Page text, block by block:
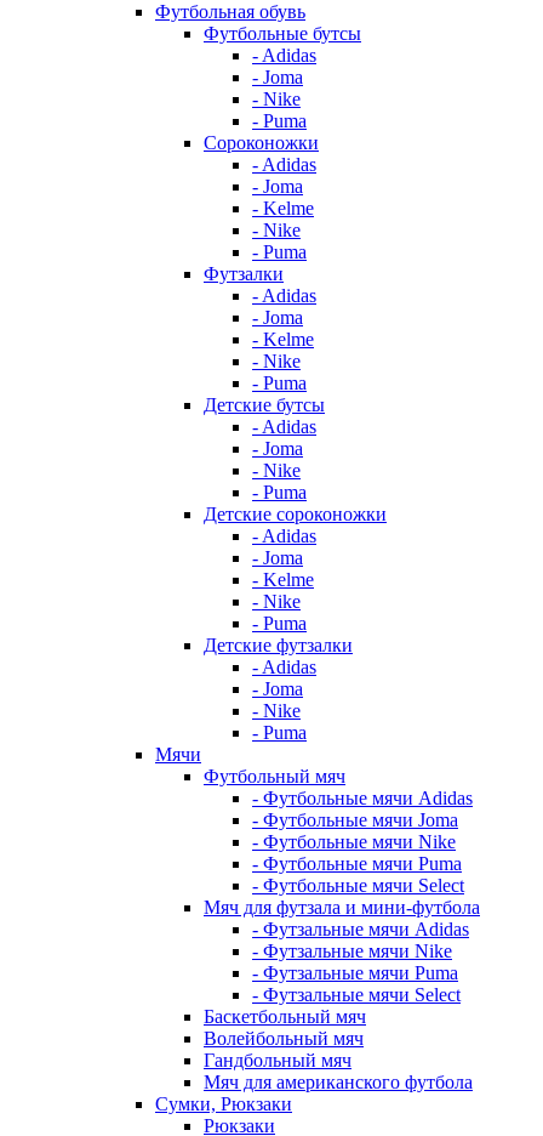
Футбольная обувь
Футбольные бутсы
- Adidas
- Joma
- Nike
- Puma
Сороконожки
- Adidas
- Joma
- Kelme
- Nike
- Puma
Футзалки
- Adidas
- Joma
- Kelme
- Nike
- Puma
Детские бутсы
- Adidas
- Joma
- Nike
- Puma
Детские сороконожки
- Adidas
- Joma
- Kelme
- Nike
- Puma
Детские футзалки
- Adidas
- Joma
- Nike
- Puma
Мячи
Футбольный мяч
- Футбольные мячи Adidas
- Футбольные мячи Joma
- Футбольные мячи Nike
- Футбольные мячи Puma
- Футбольные мячи Select
Мяч для футзала и мини-футбола
- Футзальные мячи Adidas
- Футзальные мячи Nike
- Футзальные мячи Puma
- Футзальные мячи Select
Баскетбольный мяч
Волейбольный мяч
Гандбольный мяч
Мяч для американского футбола
Сумки, Рюкзаки
Рюкзаки